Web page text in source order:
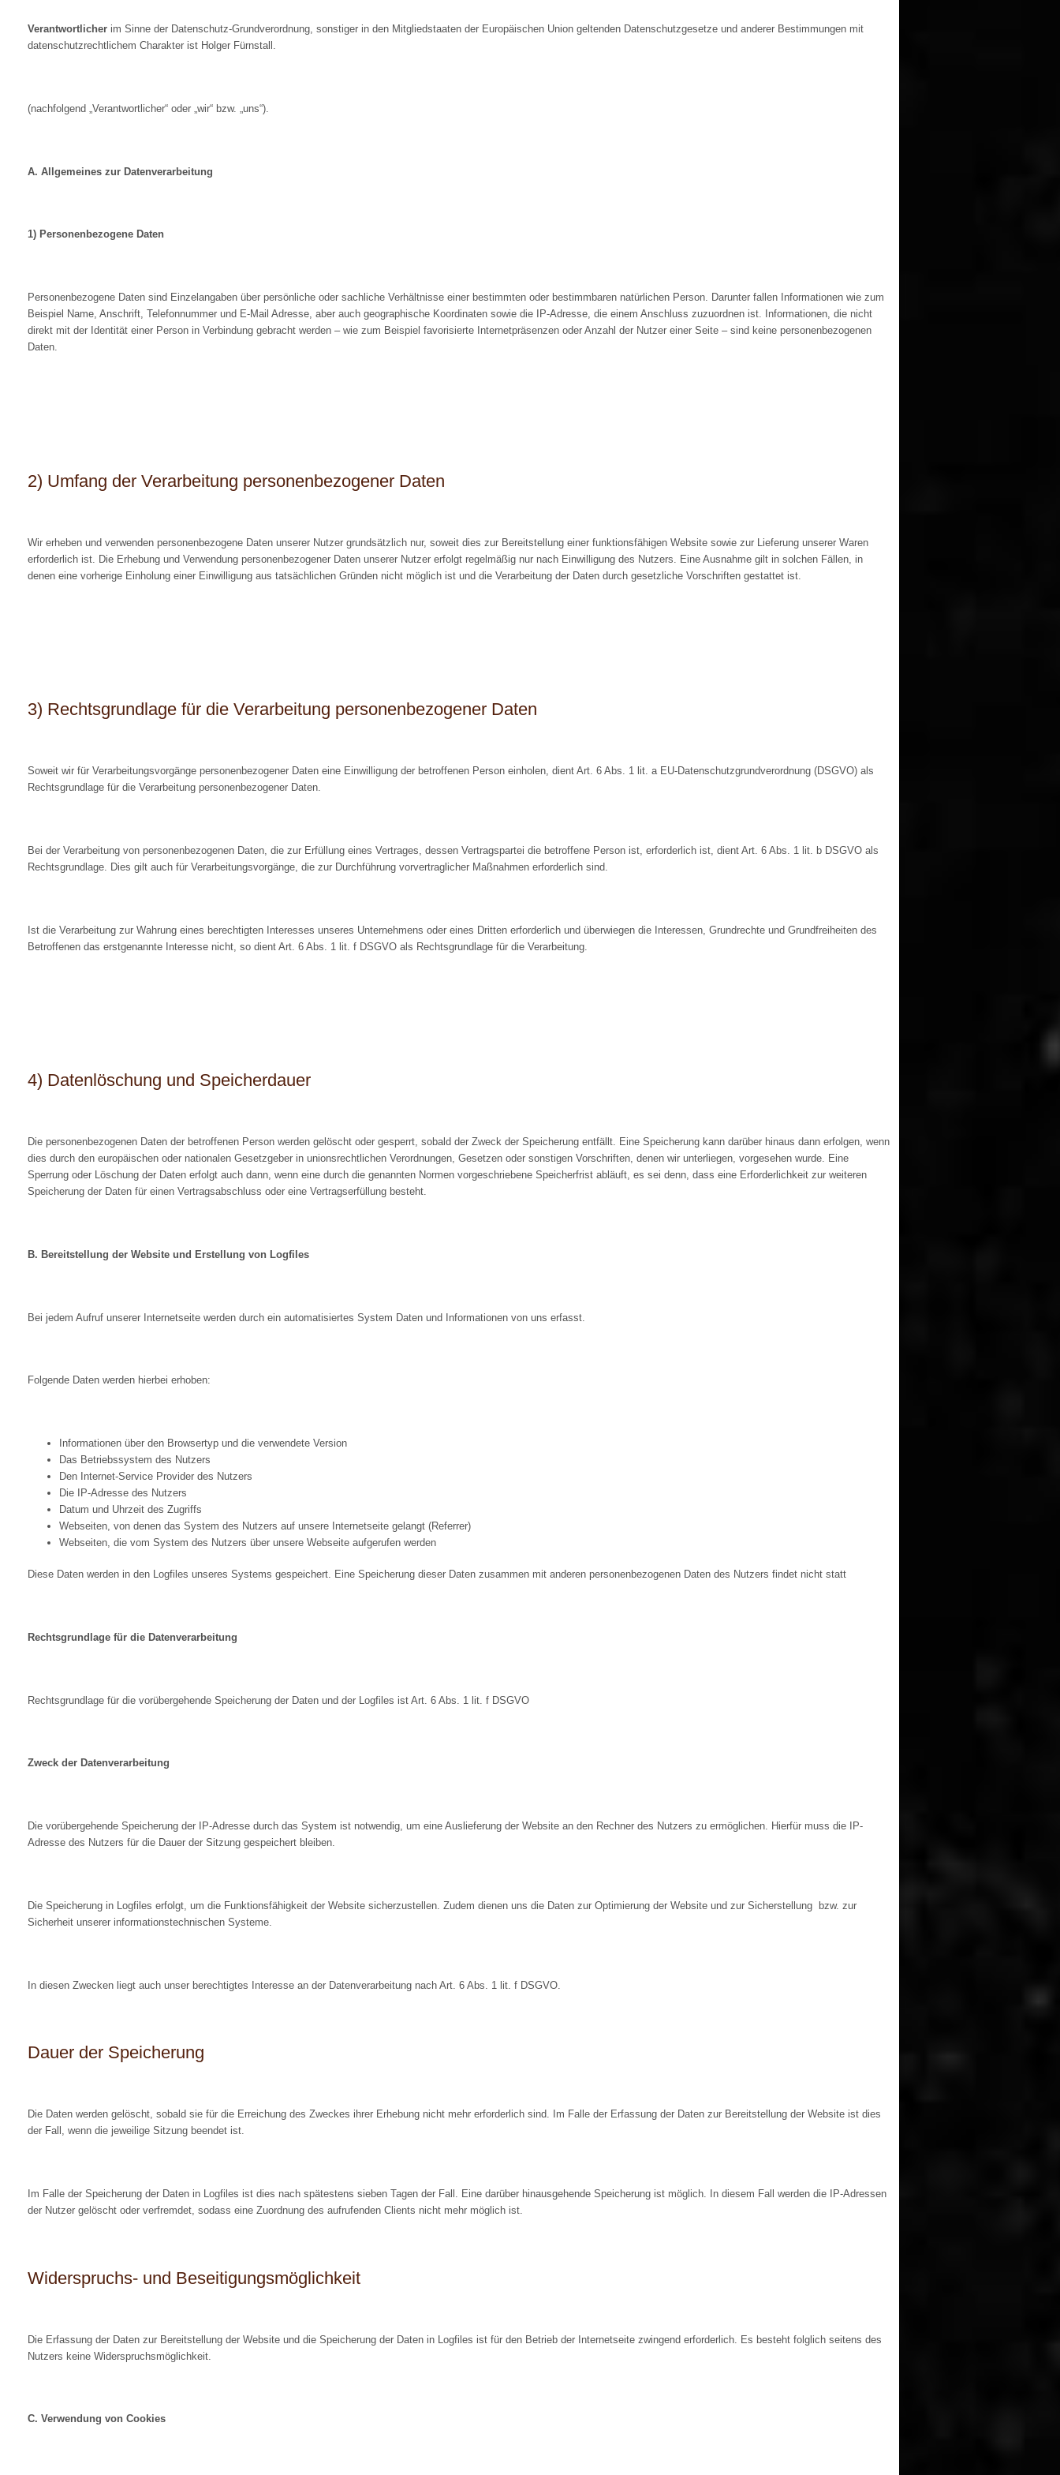
Verantwortlicher im Sinne der Datenschutz-Grundverordnung, sonstiger in den Mitgliedstaaten der Europäischen Union geltenden Datenschutzgesetze und anderer Bestimmungen mit
datenschutzrechtlichem Charakter ist Holger Fürnstall.
(nachfolgend „Verantwortlicher“ oder „wir“ bzw. „uns“).
A. Allgemeines zur Datenverarbeitung
1) Personenbezogene Daten
Personenbezogene Daten sind Einzelangaben über persönliche oder sachliche Verhältnisse einer bestimmten oder bestimmbaren natürlichen Person. Darunter fallen Informationen wie zum
Beispiel Name, Anschrift, Telefonnummer und E-Mail Adresse, aber auch geographische Koordinaten sowie die IP-Adresse, die einem Anschluss zuzuordnen ist. Informationen, die nicht
direkt mit der Identität einer Person in Verbindung gebracht werden – wie zum Beispiel favorisierte Internetpräsenzen oder Anzahl der Nutzer einer Seite – sind keine personenbezogenen
Daten.
2) Umfang der Verarbeitung personenbezogener Daten
Wir erheben und verwenden personenbezogene Daten unserer Nutzer grundsätzlich nur, soweit dies zur Bereitstellung einer funktionsfähigen Website sowie zur Lieferung unserer Waren
erforderlich ist. Die Erhebung und Verwendung personenbezogener Daten unserer Nutzer erfolgt regelmäßig nur nach Einwilligung des Nutzers. Eine Ausnahme gilt in solchen Fällen, in
denen eine vorherige Einholung einer Einwilligung aus tatsächlichen Gründen nicht möglich ist und die Verarbeitung der Daten durch gesetzliche Vorschriften gestattet ist.
3) Rechtsgrundlage für die Verarbeitung personenbezogener Daten
Soweit wir für Verarbeitungsvorgänge personenbezogener Daten eine Einwilligung der betroffenen Person einholen, dient Art. 6 Abs. 1 lit. a EU-Datenschutzgrundverordnung (DSGVO) als
Rechtsgrundlage für die Verarbeitung personenbezogener Daten.
Bei der Verarbeitung von personenbezogenen Daten, die zur Erfüllung eines Vertrages, dessen Vertragspartei die betroffene Person ist, erforderlich ist, dient Art. 6 Abs. 1 lit. b DSGVO als
Rechtsgrundlage. Dies gilt auch für Verarbeitungsvorgänge, die zur Durchführung vorvertraglicher Maßnahmen erforderlich sind.
Ist die Verarbeitung zur Wahrung eines berechtigten Interesses unseres Unternehmens oder eines Dritten erforderlich und überwiegen die Interessen, Grundrechte und Grundfreiheiten des
Betroffenen das erstgenannte Interesse nicht, so dient Art. 6 Abs. 1 lit. f DSGVO als Rechtsgrundlage für die Verarbeitung.
4) Datenlöschung und Speicherdauer
Die personenbezogenen Daten der betroffenen Person werden gelöscht oder gesperrt, sobald der Zweck der Speicherung entfällt. Eine Speicherung kann darüber hinaus dann erfolgen, wenn
dies durch den europäischen oder nationalen Gesetzgeber in unionsrechtlichen Verordnungen, Gesetzen oder sonstigen Vorschriften, denen wir unterliegen, vorgesehen wurde. Eine
Sperrung oder Löschung der Daten erfolgt auch dann, wenn eine durch die genannten Normen vorgeschriebene Speicherfrist abläuft, es sei denn, dass eine Erforderlichkeit zur weiteren
Speicherung der Daten für einen Vertragsabschluss oder eine Vertragserfüllung besteht.
B. Bereitstellung der Website und Erstellung von Logfiles
Bei jedem Aufruf unserer Internetseite werden durch ein automatisiertes System Daten und Informationen von uns erfasst.
Folgende Daten werden hierbei erhoben:
Informationen über den Browsertyp und die verwendete Version
Das Betriebssystem des Nutzers
Den Internet-Service Provider des Nutzers
Die IP-Adresse des Nutzers
Datum und Uhrzeit des Zugriffs
Webseiten, von denen das System des Nutzers auf unsere Internetseite gelangt (Referrer)
Webseiten, die vom System des Nutzers über unsere Webseite aufgerufen werden
Diese Daten werden in den Logfiles unseres Systems gespeichert. Eine Speicherung dieser Daten zusammen mit anderen personenbezogenen Daten des Nutzers findet nicht statt
Rechtsgrundlage für die Datenverarbeitung
Rechtsgrundlage für die vorübergehende Speicherung der Daten und der Logfiles ist Art. 6 Abs. 1 lit. f DSGVO
Zweck der Datenverarbeitung
Die vorübergehende Speicherung der IP-Adresse durch das System ist notwendig, um eine Auslieferung der Website an den Rechner des Nutzers zu ermöglichen. Hierfür muss die IP-
Adresse des Nutzers für die Dauer der Sitzung gespeichert bleiben.
Die Speicherung in Logfiles erfolgt, um die Funktionsfähigkeit der Website sicherzustellen. Zudem dienen uns die Daten zur Optimierung der Website und zur Sicherstellung bzw. zur
Sicherheit unserer informationstechnischen Systeme.
In diesen Zwecken liegt auch unser berechtigtes Interesse an der Datenverarbeitung nach Art. 6 Abs. 1 lit. f DSGVO.
Dauer der Speicherung
Die Daten werden gelöscht, sobald sie für die Erreichung des Zweckes ihrer Erhebung nicht mehr erforderlich sind. Im Falle der Erfassung der Daten zur Bereitstellung der Website ist dies
der Fall, wenn die jeweilige Sitzung beendet ist.
Im Falle der Speicherung der Daten in Logfiles ist dies nach spätestens sieben Tagen der Fall. Eine darüber hinausgehende Speicherung ist möglich. In diesem Fall werden die IP-Adressen
der Nutzer gelöscht oder verfremdet, sodass eine Zuordnung des aufrufenden Clients nicht mehr möglich ist.
Widerspruchs- und Beseitigungsmöglichkeit
Die Erfassung der Daten zur Bereitstellung der Website und die Speicherung der Daten in Logfiles ist für den Betrieb der Internetseite zwingend erforderlich. Es besteht folglich seitens des
Nutzers keine Widerspruchsmöglichkeit.
C. Verwendung von Cookies